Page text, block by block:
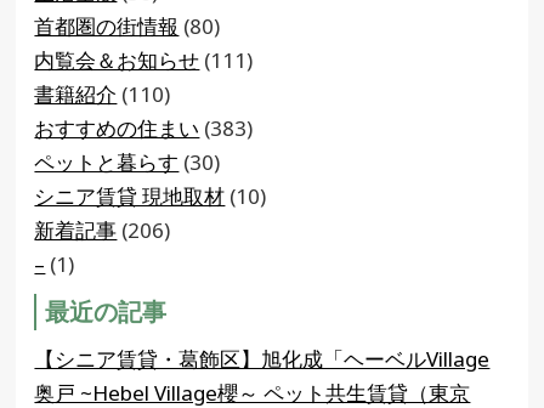
首都圏の街情報 (80)
内覧会＆お知らせ (111)
書籍紹介 (110)
おすすめの住まい (383)
ペットと暮らす (30)
シニア賃貸 現地取材 (10)
新着記事 (206)
– (1)
最近の記事
【シニア賃貸・葛飾区】旭化成「ヘーベルVillage
奥戸 ~Hebel Village櫻～ ペット共生賃貸（東京